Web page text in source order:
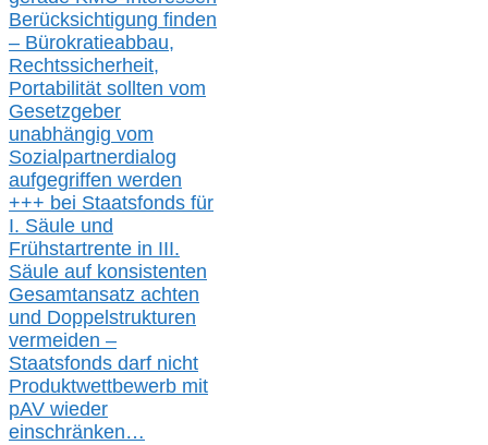
Berücksichtigung finden
– Bürokratieabbau,
Rechtssicherheit,
Portabilität sollten vom
Gesetzgeber
unabhängig vom
Sozialpartnerdialog
aufgegriffen werden
+++ bei Staatsfonds für
I. Säule und
Frühstartrente in III.
Säule auf konsistenten
Gesamtansatz achten
und Doppelstrukturen
vermeiden –
Staatsfonds darf nicht
Produktwettbewerb mit
pAV wieder
einschränken…